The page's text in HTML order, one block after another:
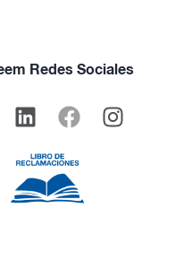
Redes Sociales